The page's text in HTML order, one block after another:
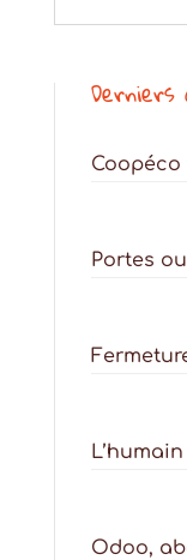
Coopéco
Portes
Odoo,